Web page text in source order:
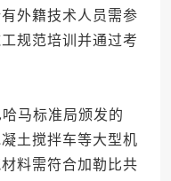
外籍技术人员需参
规范培训并通过考
马标准局颁发的
土搅拌车等大型机
料需符合加勒比共